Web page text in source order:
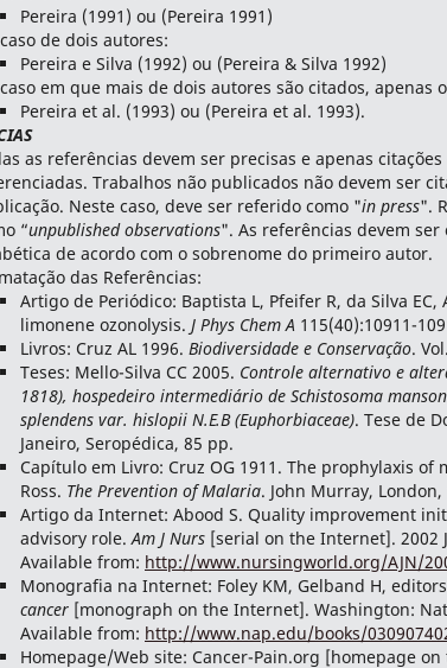
Pereira (1991) ou (Pereira 1991)
de dois autores:
Pereira e Silva (1992) ou (Pereira & Silva 1992)
em que mais de dois autores são citados, apenas
Pereira et al. (1993) ou (Pereira et al. 1993).
as referências devem ser precisas e apenas
Trabalhos não publicados não devem ser
Neste caso, deve ser referido como "in press".
“unpublished observations". As referências devem
de acordo com o sobrenome do primeiro autor.
das Referências:
Artigo de Periódico: Baptista L, Pfeifer R, da Silva
limonene ozonolysis. J Phys Chem A 115(40):10911-
Livros: Cruz AL 1996. Biodiversidade e Conservação.
Teses: Mello-Silva CC 2005. Controle alternativo e
1818), hospedeiro intermediário de Schistosoma
splendens var. hislopii N.E.B (Euphorbiaceae). Tese de
Janeiro, Seropédica, 85 pp.
Capítulo em Livro: Cruz OG 1911. The prophylaxis
Ross. The Prevention of Malaria. John Murray, London,
Artigo da Internet: Abood S. Quality improvement
advisory role.Am J Nurs [serial on the Internet]. 2002
Available from: http://www.nursingworld.org/AJN/
Monografia na Internet: Foley KM, Gelband H,
cancer [monograph on the Internet]. Washington:
Available from: http://www.nap.edu/books/
Homepage/Web site: Cancer-Pain.org [homepage